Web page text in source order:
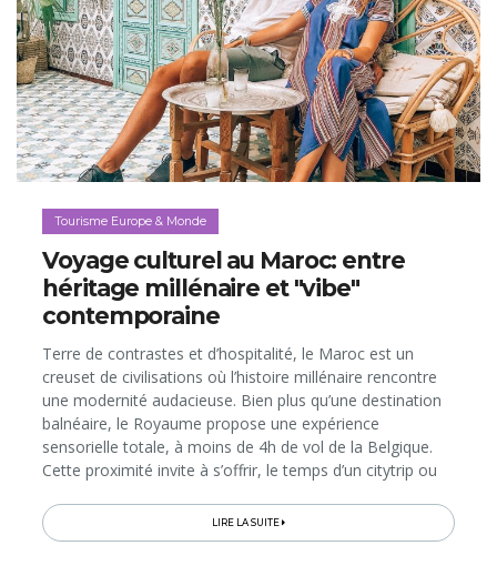
Tourisme Europe & Monde
Voyage culturel au Maroc: entre
héritage millénaire et "vibe"
contemporaine
Terre de contrastes et d’hospitalité, le Maroc est un
creuset de civilisations où l’histoire millénaire rencontre
une modernité audacieuse. Bien plus qu’une destination
balnéaire, le Royaume propose une expérience
sensorielle totale, à moins de 4h de vol de la Belgique.
Cette proximité invite à s’offrir, le temps d’un citytrip ou
vibrant...
LIRE LA SUITE